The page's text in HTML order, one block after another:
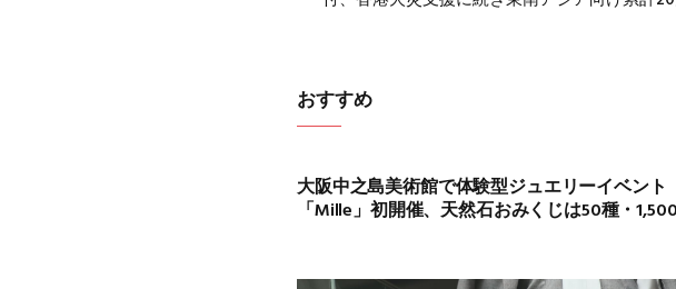
おすすめ
大阪中之島美術館で体験型ジュエリーイベント
「Mille」初開催、天然石おみくじは50種・